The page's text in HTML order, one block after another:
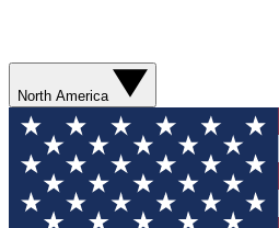
North America